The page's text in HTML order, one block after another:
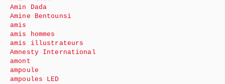
Amin Dada
Amine Bentounsi
amis
amis hommes
amis illustrateurs
Amnesty International
amont
ampoule
ampoules LED